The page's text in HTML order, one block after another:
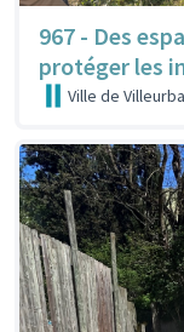
967 - Des
protéger les
Ville de